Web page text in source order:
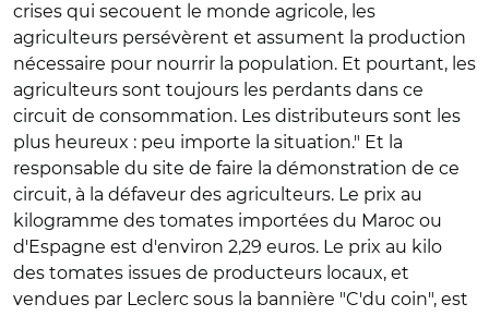
crises qui secouent le monde agricole, les
agriculteurs persévèrent et assument la production
nécessaire pour nourrir la population. Et pourtant, les
agriculteurs sont toujours les perdants dans ce
circuit de consommation. Les distributeurs sont les
plus heureux : peu importe la situation." Et la
responsable du site de faire la démonstration de ce
circuit, à la défaveur des agriculteurs. Le prix au
kilogramme des tomates importées du Maroc ou
d'Espagne est d'environ 2,29 euros. Le prix au kilo
des tomates issues de producteurs locaux, et
vendues par Leclerc sous la bannière "C'du coin", est